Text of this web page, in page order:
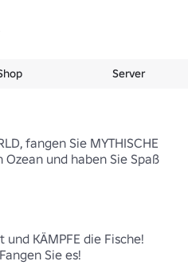
Server
fangen Sie MYTHISCHE
und haben Sie Spaß
und KÄMPFE die Fische!
Sie es!